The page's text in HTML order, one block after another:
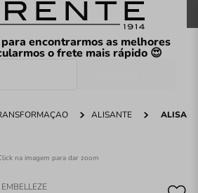
nas compras a partir de R$199
para encontrarmos as melhores
o frete mais rápido 😍
hoje?
ALISANTE
na imagem para dar zoom
EMBELLEZE